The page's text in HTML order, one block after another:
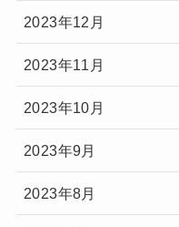
2023年12月
2023年11月
2023年10月
2023年9月
2023年8月